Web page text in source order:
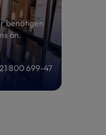
benötigen
an.
800 699-47